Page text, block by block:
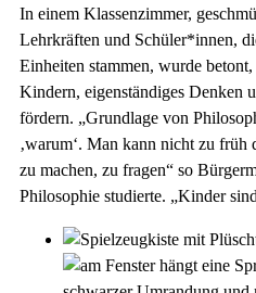
In einem Klassenzimmer,
Lehrkräften und Schüler*innen,
Einheiten stammen, wurde
Kindern, eigenständiges Denken
fördern. „Grundlage von
‚warum‘. Man kann nicht zu
zu machen, zu fragen“ so
Philosophie studierte. „Kinder